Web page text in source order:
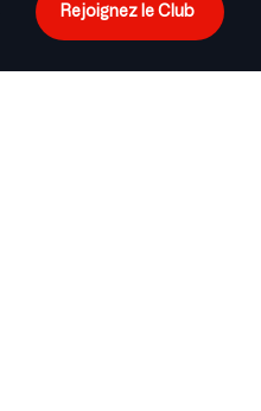
Rejoignez le Club